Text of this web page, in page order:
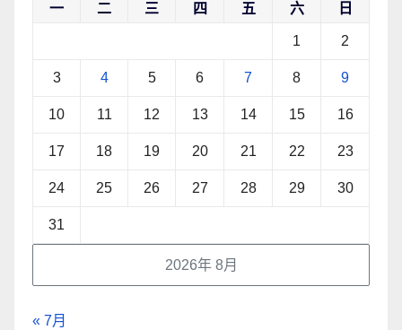
2026年 8月
一 二 三 四 五 六 日
1 2
3 4 5 6 7 8 9
10 11 12 13 14 15 16
17 18 19 20 21 22 23
24 25 26 27 28 29 30
31
« 7月